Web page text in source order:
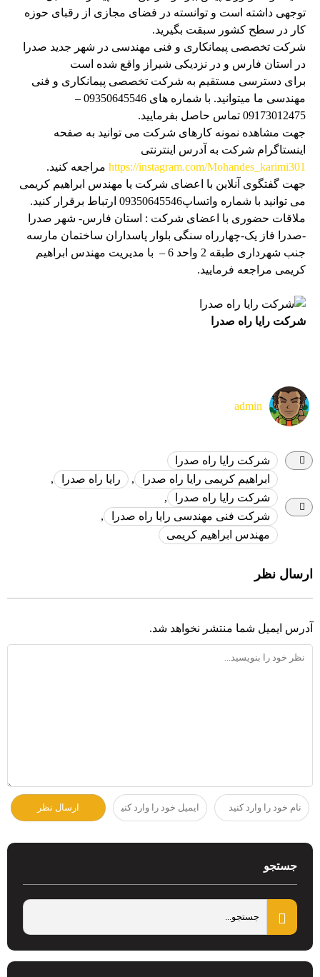
توجهی داشته است و توانسته در فضای مجازی از رقبای حوزه
کار در سطح کشور سبقت بگیرید.
شرکت تخصصی پیمانکاری و فنی مهندسی در شهر جدید صدرا
در استان فارس و در نزدیکی شیراز واقع شده است
برای دسترسی مستقیم به شرکت تخصصی پیمانکاری و فنی
مهندسی ما میتوانید. با شماره های 09350645546 –
09173012475 تماس حاصل بفرمایید.
جهت مشاهده نمونه کارهای شرکت می توانید به صفحه
اینستاگرام شرکت به آدرس اینترنتی
https://instagram.com/Mohandes_karimi301 مراجعه کنید.
جهت گفتگوی آنلاین با اعضای شرکت یا مهندس ابراهیم کریمی
می توانید با شماره واتساپ09350645546 ارتباط برقرار کنید.
ملاقات حضوری با اعضای شرکت : استان فارس- شهر صدرا
-صدرا فاز یک-چهارراه سنگی بلوار پاسداران ساختمان مارسه
جنب شهرداری طبقه 2 واحد 6 – با مدیریت مهندس ابراهیم
کریمی مراجعه فرمایید.
شرکت رایا راه صدرا
admin
شرکت رایا راه صدرا
ابراهیم کریمی رایا راه صدرا
, رایا راه صدرا
,
شرکت رایا راه صدرا
,
شرکت فنی مهندسی رایا راه صدرا
,
مهندس ابراهیم کریمی
ارسال نظر
آدرس ایمیل شما منتشر نخواهد شد.
جستجو